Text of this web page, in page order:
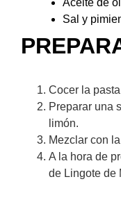
Aceite de
Sal y
Cocer la
Preparar una
limón.
Mezclar con
A la hora de
de Lingote de